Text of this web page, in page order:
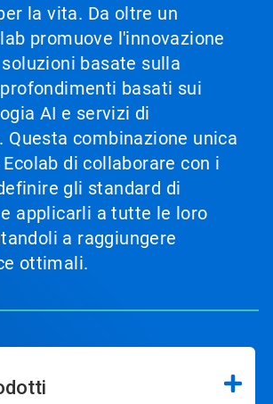
la vita. Da oltre un
promuove l'innovazione
basate sulla
basati sui
AI e servizi di
Questa combinazione unica
di collaborare con i
gli standard di
applicarli a tutte le loro
a raggiungere
ottimali.